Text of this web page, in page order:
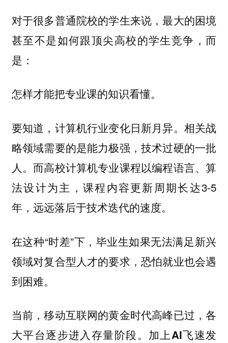
对于很多普通院校的学生来说，最大的困境
甚至不是如何跟顶尖高校的学生竞争，而
是：
怎样才能把专业课的知识看懂。
要知道，计算机行业变化日新月异。相关战
略领域需要的是能力极强，技术过硬的一批
人。而高校计算机专业课程以编程语言、算
法设计为主，课程内容更新周期长达3-5
年，远远落后于技术迭代的速度。
在这种“时差”下，毕业生如果无法满足新兴
领域对复合型人才的要求，恐怕就业也会遇
到困难。
当前，移动互联网的黄金时代高峰已过，各
大平台逐步进入存量阶段。 加上AI飞速发